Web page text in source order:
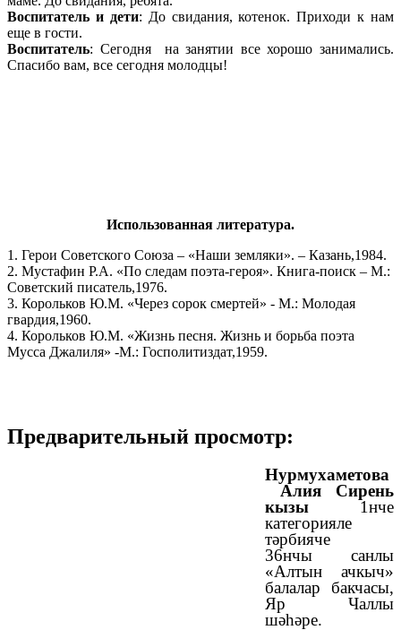
Воспитатель и дети: До свидания, котенок. Приходи к нам
еще в гости.
Воспитатель: Сегодня на занятии все хорошо занимались.
Спасибо вам, все сегодня молодцы!
Использованная литература.
1. Герои Советского Союза – «Наши земляки». – Казань,1984.
2. Мустафин Р.А. «По следам поэта-героя». Книга-поиск – М.:
Советский писатель,1976.
3. Корольков Ю.М. «Через сорок смертей» - М.: Молодая
гвардия,1960.
4. Корольков Ю.М. «Жизнь песня. Жизнь и борьба поэта
Мусса Джалиля» -М.: Госполитиздат,1959.
Предварительный просмотр:
Нурмухаметова
Алия Сирень
кызы1нче
категорияле
тәрбияче
36нчы санлы
«Алтын ачкыч»
балалар бакчасы,
Яр Чаллы
шәhәре.